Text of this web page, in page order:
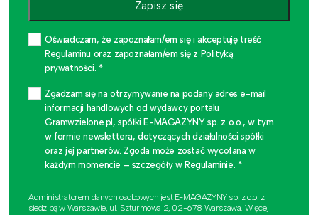
Zapisz się
Oświadczam, że zapoznałam/em się i akceptuję treść
Regulaminu oraz zapoznałam/em się z Polityką
prywatności. *
Zgadzam się na otrzymywanie na podany adres e-mail
informacji handlowych od wydawcy portalu
Gramwzielone.pl, spółki E-MAGAZYNY sp. z o.o., w tym
w formie newslettera, dotyczących działalności spółki
oraz jej partnerów. Zgoda może zostać wycofana w
każdym momencie – szczegóły w Regulaminie. *
Administratorem danych osobowych jest E-MAGAZYNY sp. z o.o. z
siedzibą w Warszawie, ul. Szturmowa 2, 02-678 Warszawa. Więcej